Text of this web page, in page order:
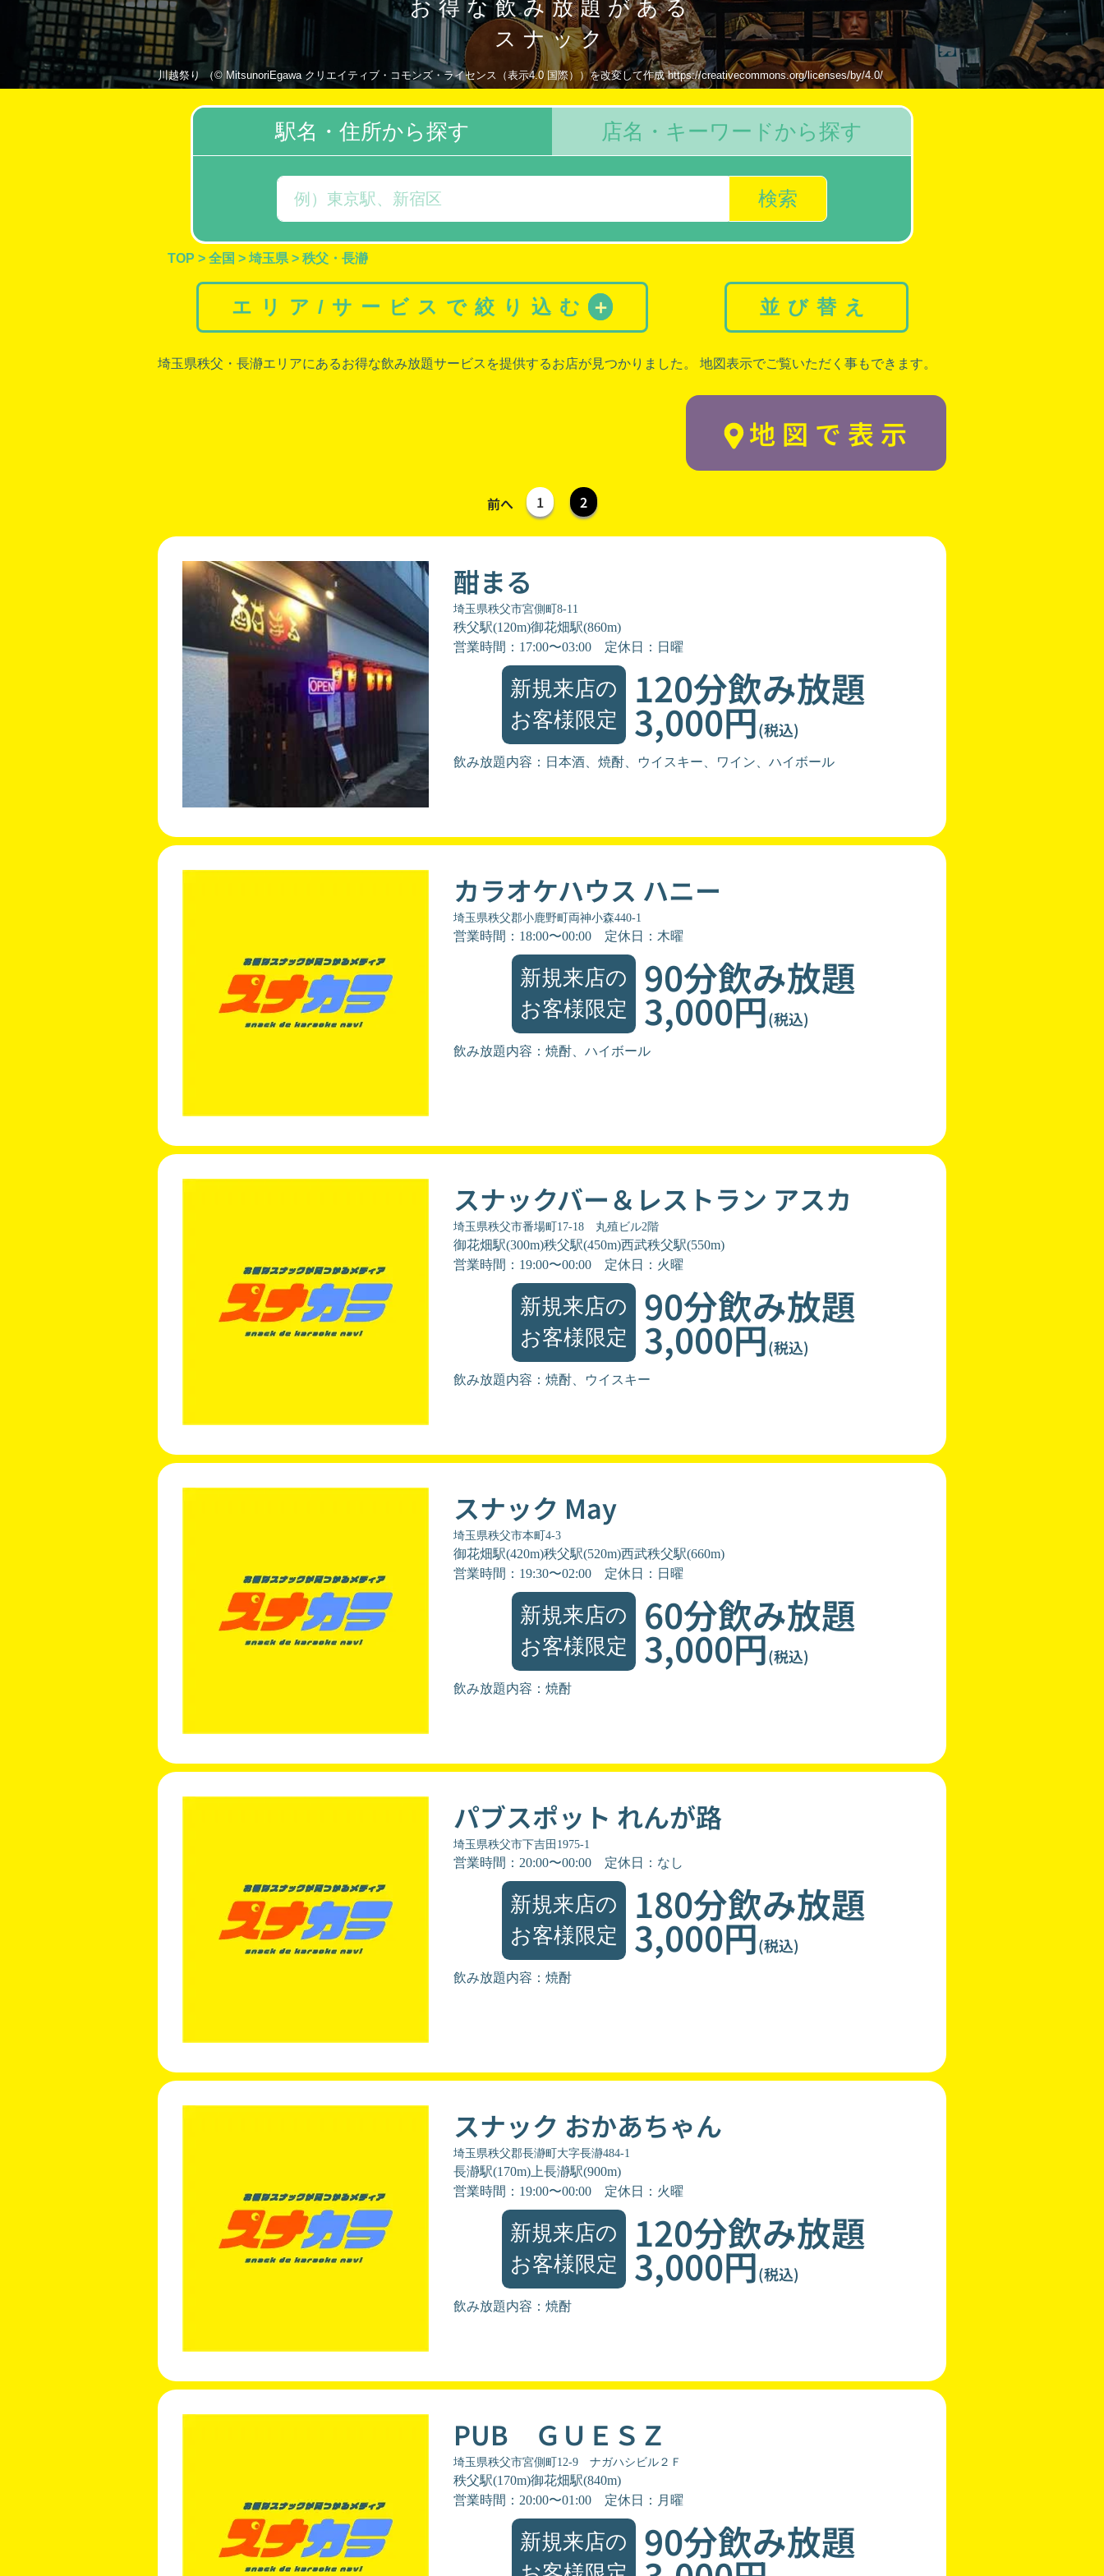
お得な飲み放題がある
スナック
川越祭り （© MitsunoriEgawa クリエイティブ・コモンズ・ライセンス（表示4.0 国際））を改変して作成 https://creativecommons.org/licenses/by/4.0/
駅名・住所から探す
検索
店名・キーワードから探す
TOP > 全国 > 埼玉県 > 秩父・長瀞
エリア/サービスで絞り込む ＋ 並び替え
埼玉県秩父・ 長瀞エリアにあるお得な飲み放題サービスを提供するお店が見つかりました。 地図表示でご覧いただく事もできます。
地図で表示
前へ 1 2
酣まる
埼玉県秩父市宮側町8-11
秩父駅(120m)御花畑駅(860m)
営業時間：17:00〜03:00
定休日：日曜
新規来店の
お客様限定
120分飲み放題
3,000円(税込)
飲み放題内容：日本酒、焼酎、ウイスキー、ワイン、ハイボール
カラオケハウス ハニー
埼玉県秩父郡小鹿野町両神小森440-1
営業時間：18:00〜00:00 定休日：木曜
新規来店の
お客様限定
90分飲み放題
3,000円(税込)
飲み放題内容：焼酎、ハイボール
スナックバー＆レストラン アスカ
埼玉県秩父市番場町17-18 丸殖ビル2階
御花畑駅(300m)秩父駅(450m)西武秩父駅(550m)
営業時間：19:00〜00:00
定休日：火曜
新規来店の
お客様限定
90分飲み放題
3,000円(税込)
飲み放題内容：焼酎、ウイスキー
スナック May
埼玉県秩父市本町4-3
御花畑駅(420m)秩父駅(520m)西武秩父駅(660m)
営業時間：19:30〜02:00
定休日：日曜
新規来店の
お客様限定
60分飲み放題
3,000円(税込)
飲み放題内容：焼酎
パブスポット れんが路
埼玉県秩父市下吉田1975-1
営業時間：20:00〜00:00 定休日：なし
新規来店の
お客様限定
180分飲み放題
3,000円(税込)
飲み放題内容：焼酎
スナック おかあちゃん
埼玉県秩父郡長瀞町大字長瀞484-1
長瀞駅(170m)上長瀞駅(900m)
営業時間：19:00〜00:00
定休日：火曜
新規来店の
お客様限定
120分飲み放題
3,000円(税込)
飲み放題内容：焼酎
PUB ＧＵＥＳＺ
埼玉県秩父市宮側町12-9 ナガハシビル２Ｆ
秩父駅(170m)御花畑駅(840m)
営業時間：20:00〜01:00
定休日：月曜
新規来店の
90分飲み放題